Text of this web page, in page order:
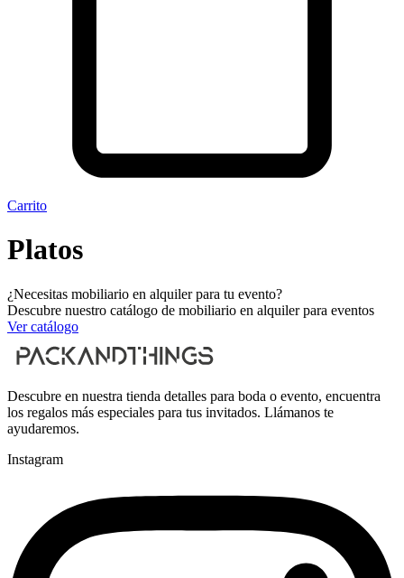
Carrito
Platos
¿Necesitas mobiliario en alquiler para tu evento?
Descubre nuestro catálogo de mobiliario en alquiler para eventos
Ver catálogo
Descubre en nuestra tienda detalles para boda o evento, encuentra
los regalos más especiales para tus invitados. Llámanos te
ayudaremos.
Instagram